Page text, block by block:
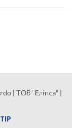
| ТОВ "Еліпса" |